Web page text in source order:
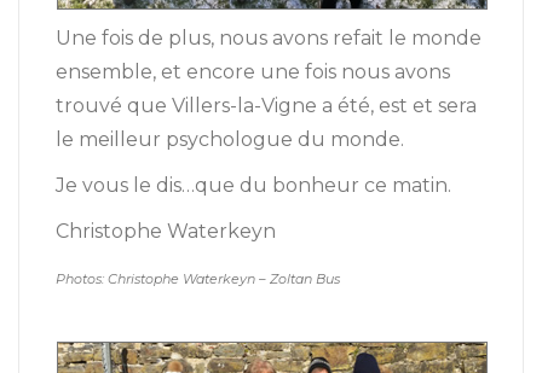
Une fois de plus, nous avons refait le monde
ensemble, et encore une fois nous avons
trouvé que Villers-la-Vigne a été, est et sera
le meilleur psychologue du monde.
Je vous le dis…que du bonheur ce matin.
Christophe Waterkeyn
Photos: Christophe Waterkeyn – Zoltan Bus